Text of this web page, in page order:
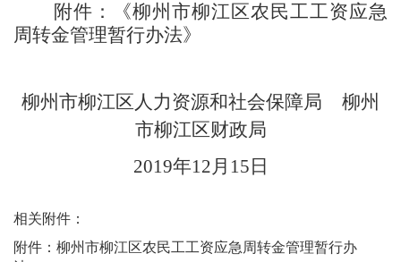
附件：《柳州市柳江区农民工工资应急
周转金管理暂行办法》
柳州市柳江区人力资源和社会保障局 柳州
市柳江区财政局
2019年12月15日
相关附件：
附件：柳州市柳江区农民工工资应急周转金管理暂行办